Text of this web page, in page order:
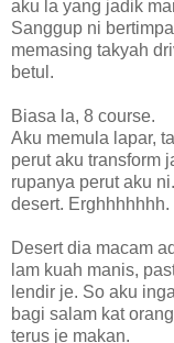
aku la yang jadik
Sanggup ni
memasing takyah
betul.
Biasa la, 8 course.
Aku memula lapar,
perut aku transform
rupanya perut aku
desert.
Desert dia macam
lam kuah manis,
lendir je. So aku
bagi salam kat
terus je makan.